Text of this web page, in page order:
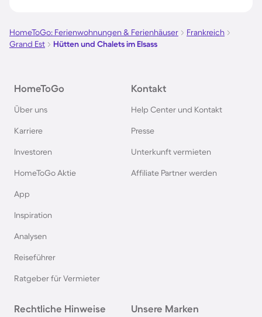
Chalets und Hütten in Zandvoort
Chalets und Hütten im Sauerland
Hütten und Chalets im Montafon
Chalets und Hütten in Schladming
Chalets und Hütten in Zell am See
HomeToGo: Ferienwohnungen & Ferienhäuser
Frankreich
Grand Est
Hütten und Chalets im Elsass
HomeToGo
Über uns
Karriere
Investoren
HomeToGo Aktie
App
Inspiration
Analysen
Reiseführer
Ratgeber für Vermieter
Kontakt
Help Center und Kontakt
Presse
Unterkunft vermieten
Affiliate Partner werden
Rechtliche Hinweise Unsere Marken